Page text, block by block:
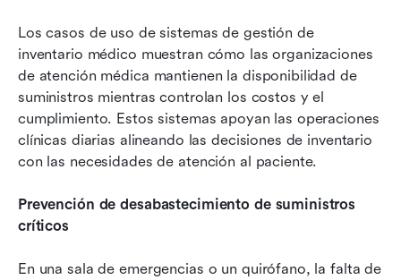
Los casos de uso de sistemas de gestión de
inventario médico muestran cómo las organizaciones
de atención médica mantienen la disponibilidad de
suministros mientras controlan los costos y el
cumplimiento. Estos sistemas apoyan las operaciones
clínicas diarias alineando las decisiones de inventario
con las necesidades de atención al paciente.
Prevención de desabastecimiento de suministros
críticos
En una sala de emergencias o un quirófano, la falta de